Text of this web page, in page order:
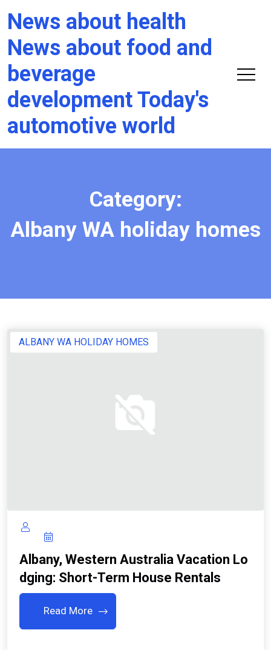
News about health
News about food and
beverage
development Today's
automotive world
Category:
Albany WA holiday homes
ALBANY WA HOLIDAY HOMES
Albany, Western Australia Vacation Lo
Dging: Short-Term House Rentals
Read More